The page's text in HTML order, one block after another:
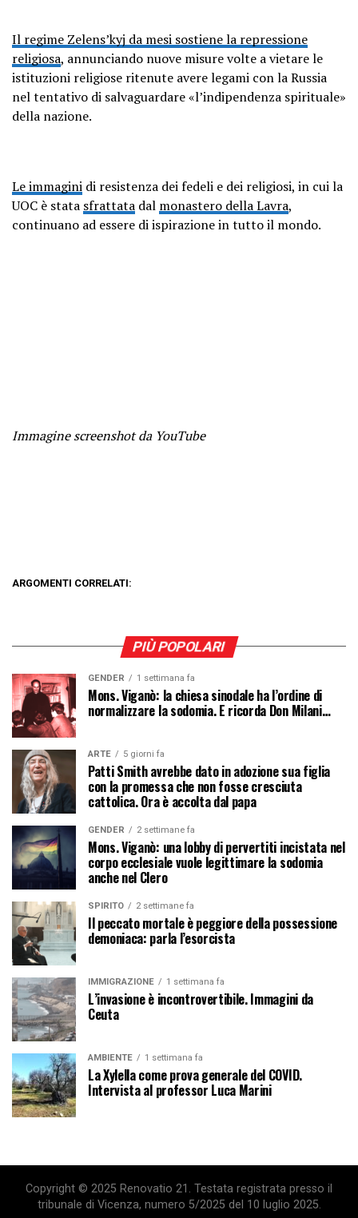
Il regime Zelens’kyj da mesi sostiene la repressione
religiosa, annunciando nuove misure volte a vietare le
istituzioni religiose ritenute avere legami con la Russia
nel tentativo di salvaguardare «l’indipendenza spirituale»
della nazione.
Le immagini di resistenza dei fedeli e dei religiosi, in cui la
UOC è stata sfrattata dal monastero della Lavra,
continuano ad essere di ispirazione in tutto il mondo.
Immagine screenshot da YouTube
ARGOMENTI CORRELATI:
PIÙ POPOLARI
GENDER 1 settimana fa
Mons. Viganò: la chiesa sinodale ha l’ordine di
normalizzare la sodomia. E ricorda Don Milani…
ARTE 5 giorni fa
Patti Smith avrebbe dato in adozione sua figlia
con la promessa che non fosse cresciuta
cattolica. Ora è accolta dal papa
GENDER 2 settimane fa
Mons. Viganò: una lobby di pervertiti incistata nel
corpo ecclesiale vuole legittimare la sodomia
anche nel Clero
SPIRITO 2 settimane fa
Il peccato mortale è peggiore della possessione
demoniaca: parla l’esorcista
IMMIGRAZIONE 1 settimana fa
L’invasione è incontrovertibile. Immagini da
Ceuta
AMBIENTE 1 settimana fa
La Xylella come prova generale del COVID.
Intervista al professor Luca Marini
Copyright © 2025 Renovatio 21. Testata registrata presso il
tribunale di Vicenza, numero 5/2025 del 10 luglio 2025.